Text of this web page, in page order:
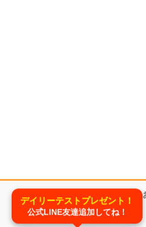
デイリーテストプレゼント！
公式LINE友達追加してね！
コースと料金